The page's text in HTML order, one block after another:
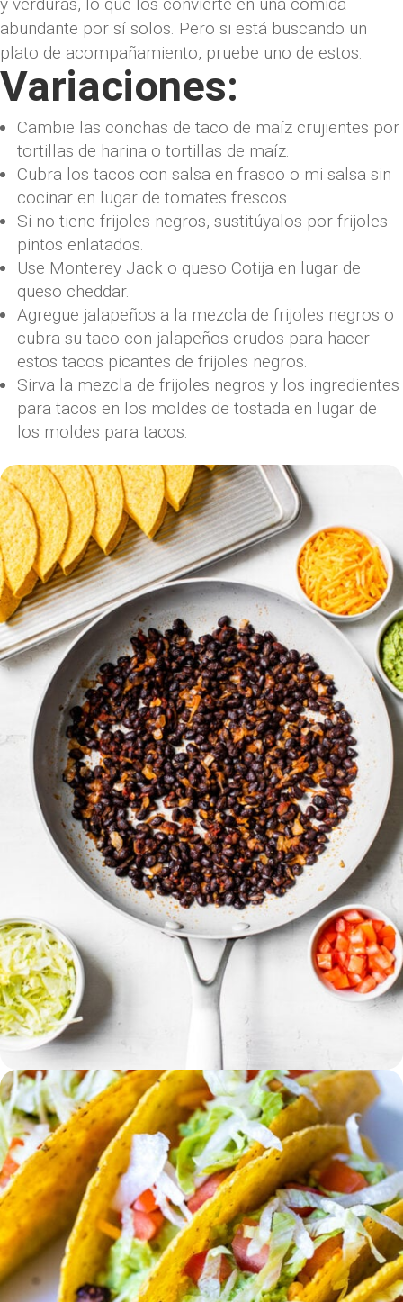
abundante por sí solos. Pero si está buscando un
plato de acompañamiento, pruebe uno de estos:
Variaciones:
Cambie las conchas de taco de maíz crujientes por
tortillas de harina o tortillas de maíz.
Cubra los tacos con salsa en frasco o mi salsa sin
cocinar en lugar de tomates frescos.
Si no tiene frijoles negros, sustitúyalos por frijoles
pintos enlatados.
Use Monterey Jack o queso Cotija en lugar de
queso cheddar.
Agregue jalapeños a la mezcla de frijoles negros o
cubra su taco con jalapeños crudos para hacer
estos tacos picantes de frijoles negros.
Sirva la mezcla de frijoles negros y los ingredientes
para tacos en los moldes de tostada en lugar de
los moldes para tacos.